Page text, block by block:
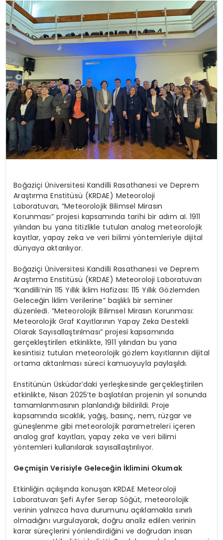
Boğaziçi Üniversitesi Kandilli Rasathanesi ve Deprem
Araştırma Enstitüsü (KRDAE) Meteoroloji
Laboratuvarı, “Meteorolojik Bilimsel Mirasın
Korunması” projesi kapsamında tarihi bir adım aI. 1911
yılından bu yana titizlikle tutulan analog meteorolojik
kayıtlar, yapay zeka ve veri bilimi yöntemleriyle dijital
dünyaya aktarılıyor.
Boğaziçi Üniversitesi Kandilli Rasathanesi ve Deprem
Araştırma Enstitüsü (KRDAE) Meteoroloji Laboratuvarı
“Kandilli’nin 115 Yıllık İklim Hafizası: 115 Yıllık Gözlemden
Geleceğin İklim Verilerine” başlıklı bir seminer
düzenledi. “Meteorolojik Bilimsel Mirasın Korunması:
Meteorolojik Graf Kayıtlarının Yapay Zeka Destekli
Olarak Sayısallaştırılması” projesi kapsamında
gerçekleştirilen etkinlikte, 1911 yılından bu yana
kesintisiz tutulan meteorolojik gözlem kayıtlarının dijital
ortama aktarılması süreci kamuoyuyla paylaşıldı.
Enstitünün Üsküdar’daki yerleşkesinde gerçekleştirilen
etkinlikte, Nisan 2025’te başlatılan projenin yıl sonunda
tamamlanmasının planlandığı bildirildi. Proje
kapsamında sıcaklık, yağış, basınç, nem, rüzgar ve
güneşlenme gibi meteorolojik parametreleri içeren
analog graf kayıtları, yapay zeka ve veri bilimi
yöntemleri kullanılarak sayısallaştırılıyor.
Geçmişin Verisiyle Geleceğin İklimini Okumak
Etkinliğin açılışında konuşan KRDAE Meteoroloji
Laboratuvarı Şefi Ayfer Serap Söğüt, meteorolojik
verinin yalnızca hava durumunu açıklamakla sınırlı
olmadığını vurgulayarak, doğru analiz edilen verinin
karar süreçlerini yönlendirdiğini ve doğrudan insan